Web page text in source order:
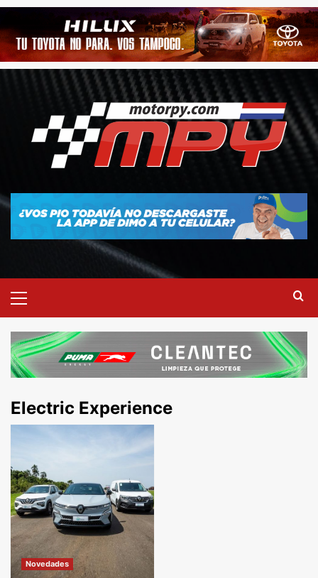
Electric Experience
Novedades